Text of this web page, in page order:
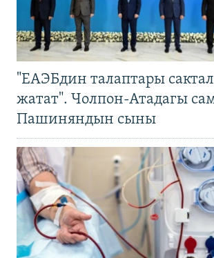
"ЕАЭБдин талаптары
жатат". Чолпон-Атадагы
Пашиняндын сыны